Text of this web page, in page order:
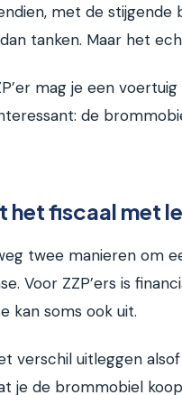
met de
tanken. Maar het
mag je een
de
het fiscaal met
twee manieren om
Voor ZZP’ers is
kan soms ook uit.
verschil uitleggen
je de brommobiel